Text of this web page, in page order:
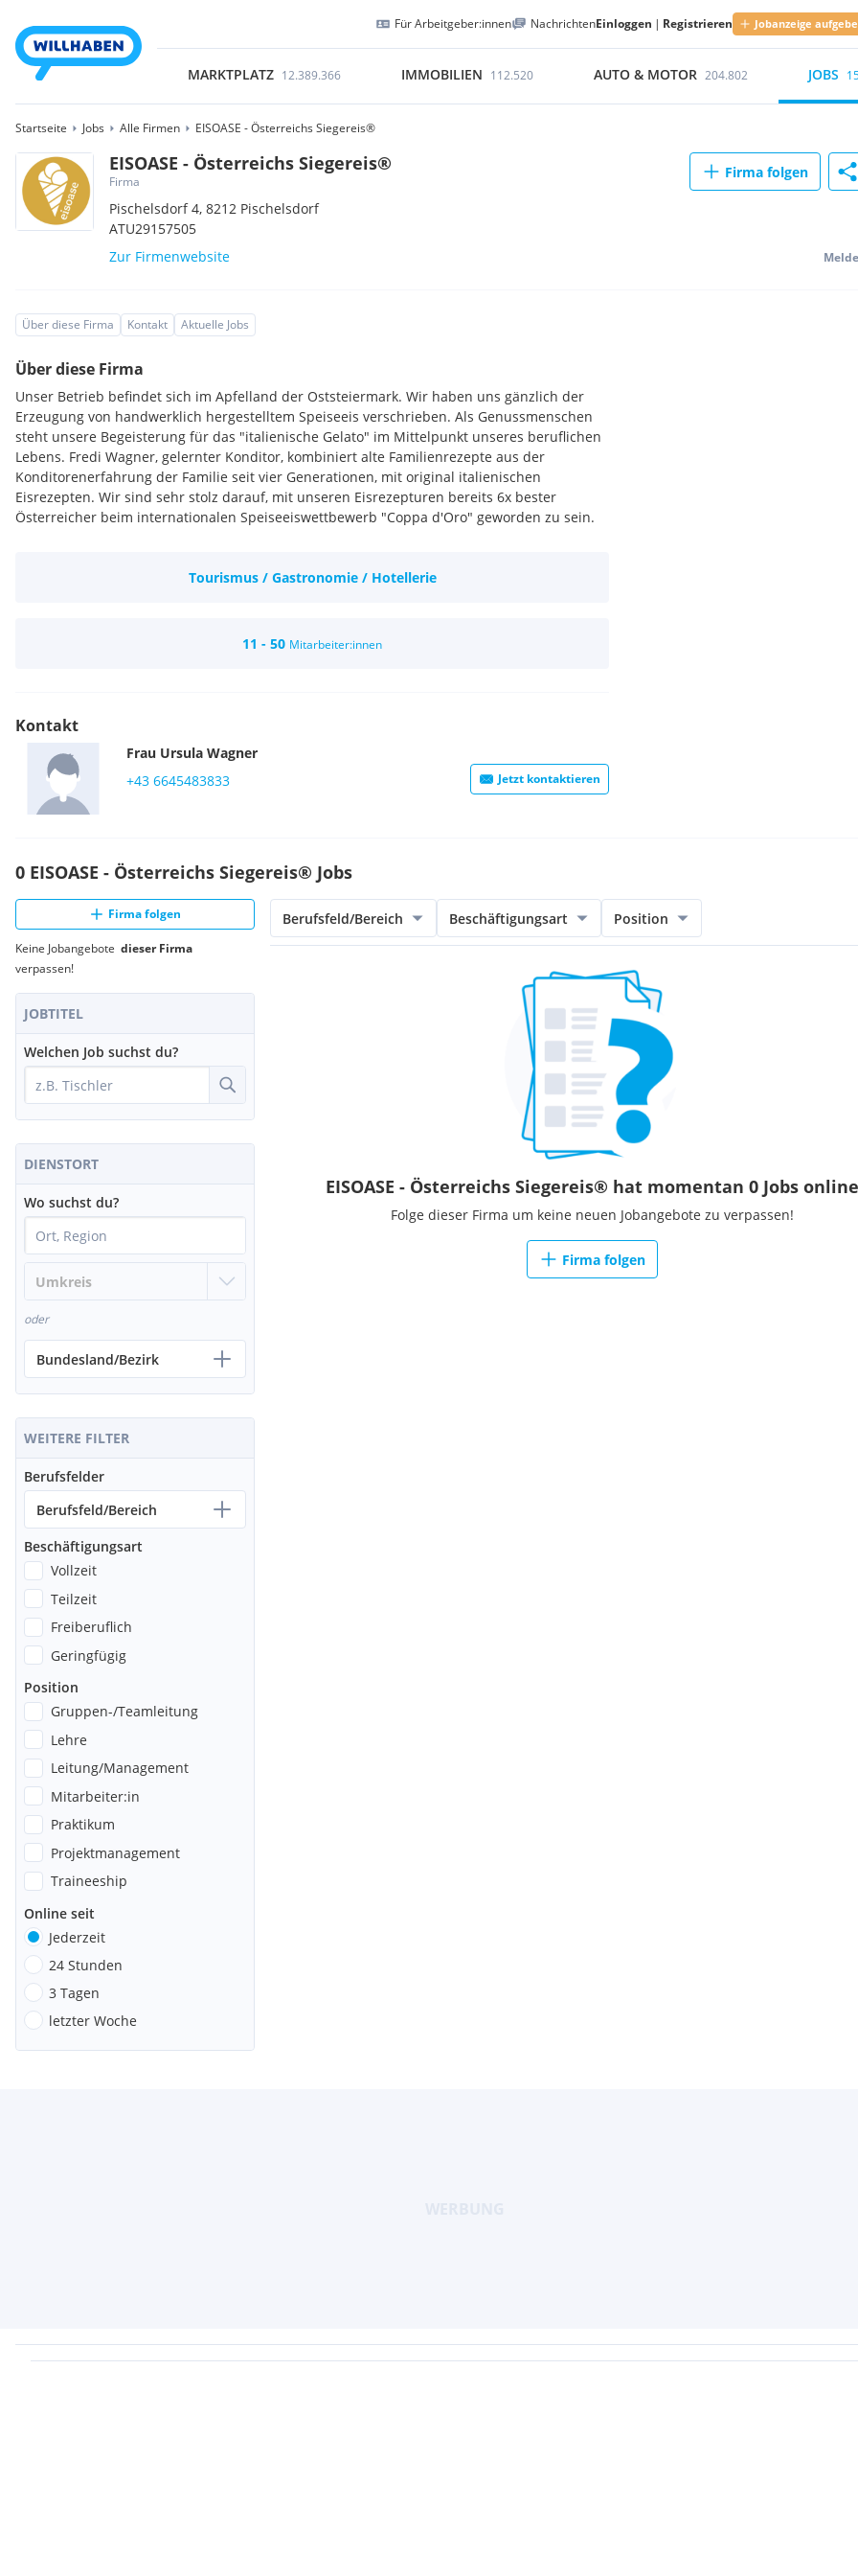
Für Arbeitgeber:innen NachrichtenEinloggen | Registrieren Jobanzeige
MARKTPLATZ 12.389.366 IMMOBILIEN 112.520 AUTO & MOTOR 204.802 JOBS
Startseite Jobs Alle Firmen EISOASE - Österreichs Siegereis®
EISOASE - Österreichs Siegereis®
Firma
Pischelsdorf 4,8212 Pischelsdorf
ATU29157505
Zur Firmenwebsite
Firma folgen
Über diese Firma Kontakt Aktuelle Jobs
Über diese Firma
Unser Betrieb befindet sich im Apfelland der Oststeiermark. Wir haben uns gänzlich der
Erzeugung von handwerklich hergestelltem Speiseeis verschrieben. Als Genussmenschen
steht unsere Begeisterung für das "italienische Gelato" im Mittelpunkt unseres beruflichen
Lebens. Fredi Wagner, gelernter Konditor, kombiniert alte Familienrezepte aus der
Konditorenerfahrung der Familie seit vier Generationen, mit original italienischen
Eisrezepten. Wir sind sehr stolz darauf, mit unseren Eisrezepturen bereits 6x bester
Österreicher beim internationalen Speiseeiswettbewerb "Coppa d'Oro" geworden zu sein.
Tourismus / Gastronomie / Hotellerie
11 - 50 Mitarbeiter:innen
Kontakt
Frau Ursula Wagner
+43 6645483833
Jetzt kontaktieren
0 EISOASE - Österreichs Siegereis® Jobs
Firma folgen
Keine Jobangebote dieser Firma
verpassen!
JOBTITEL
Welchen Job suchst du?
DIENSTORT
Wo suchst du?
oder
Bundesland/Bezirk
WEITERE FILTER
Berufsfelder
Berufsfeld/Bereich
Beschäftigungsart
Vollzeit
Teilzeit
Freiberuflich
Geringfügig
Position
Gruppen-/Teamleitung
Lehre
Leitung/Management
Mitarbeiter:in
Praktikum
Projektmanagement
Traineeship
Online seit
Jederzeit
24 Stunden
3 Tagen
letzter Woche
Berufsfeld/Bereich Beschäftigungsart Position
EISOASE - Österreichs Siegereis® hat momentan 0 Jobs online
Folge dieser Firma um keine neuen Jobangebote zu verpassen!
Firma folgen